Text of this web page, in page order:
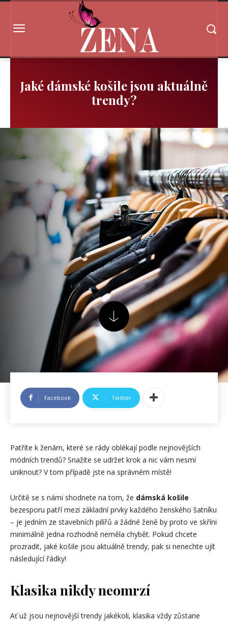
Jaké dámské košile jsou aktuálně
trendy?
Facebook Twitter
Patříte k ženám, které se rády oblékají podle nejnovějších
módních trendů? Snažíte se udržet krok a nic vám nesmí
uniknout? V tom případě jste na správném místě!
Určitě se s námi shodnete na tom, že dámská košile
bezesporu patří mezi základní prvky každého ženského šatníku
– je jedním ze stavebních pilířů a žádné ženě by proto ve skříni
minimálně jedna rozhodně neměla chybět. Pokud chcete
prozradit, jaké košile jsou aktuálně trendy, pak si nenechte ujít
následující řádky!
Klasika nikdy neomrzí
Ať už jsou nejnovější trendy jakékoli, klasika vždy zůstane